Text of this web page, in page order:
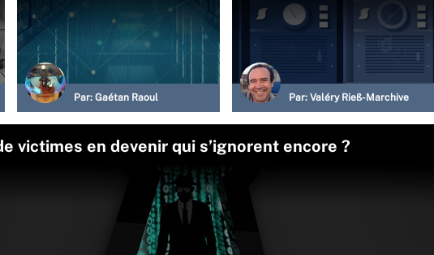
Par: Gaétan Raoul Par: Valéry Rieß-Marchive
victimes en devenir qui s’ignorent encore ?